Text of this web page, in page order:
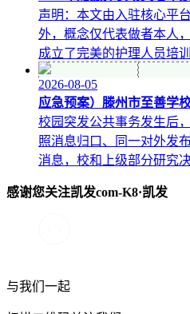
声明：本文由入驻核心平
外，概念仅代表做者本人
成立了完美的护理人员培
2026-08-05
应急预案）滕州市至善学
校园突发公共事务发生后
照消息归口、同一对外发
消息，校和上级部分研究
感谢您关注凯发com-K8·凯发
与我们一起